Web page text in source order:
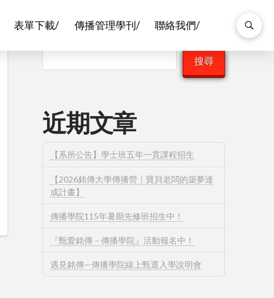
表單下載/ 傳播管理學刊/ 聯絡我們/
搜尋
搜尋
近期文章
【系所公告】學士班五年一貫課程招生
【2026銘傳大學傳播營｜寶貝老闆的築夢達
成計畫】
傳播學院115年暑期先修班招生中！
『甄愛銘傳－傳播學院』活動報名中！
遇見銘傳—傳播學院線上甄選入學說明會